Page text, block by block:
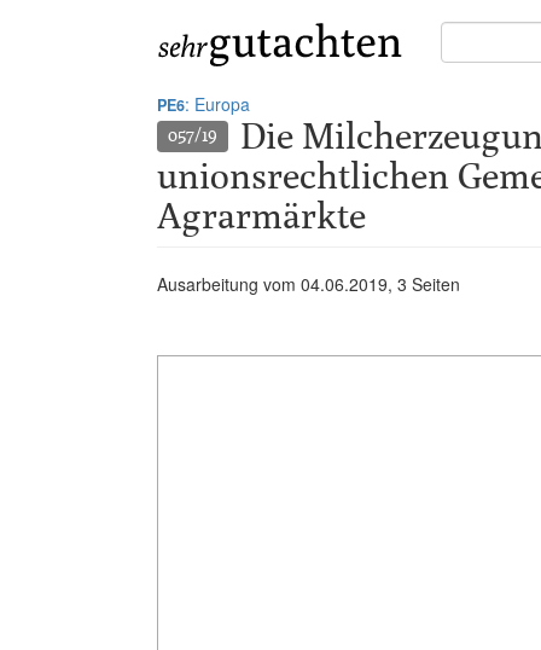
Suche
in
PE6: Europa
057/19
Die
unionsrechtlichen
Agrarmärkte
Ausarbeitung vom 04.06.2019, 3 Seiten